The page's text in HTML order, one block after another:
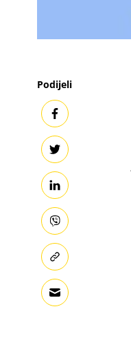
Podijeli